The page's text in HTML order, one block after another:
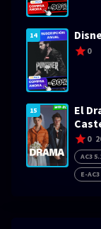
14
0
15
El
0
AC3
E-